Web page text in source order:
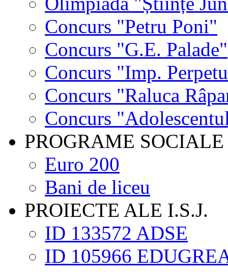
Concurs "Petru Poni"
Concurs "G.E. Palade"
Concurs "Imp.
Concurs "Raluca
Concurs
PROGRAME SOCIALE
Euro 200
Bani de liceu
PROIECTE ALE I.S.J.
ID 133572 ADSE
ID 105966